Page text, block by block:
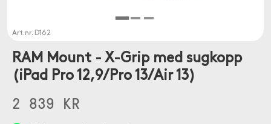
Art.nr. D162
RAM Mount - X-Grip med sugkopp
(iPad Pro 12,9/Pro 13/Air 13)
2 839 KR